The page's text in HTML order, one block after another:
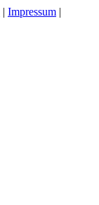
| Impressum |